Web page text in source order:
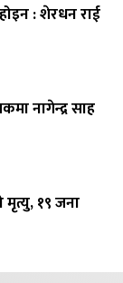
: शेरधन राई
नागेन्द्र साह
मृत्यु, १९ जना